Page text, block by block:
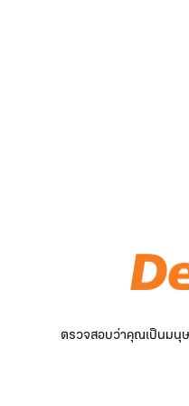
ตรวจสอบว่าคุณเป็นมนุษ